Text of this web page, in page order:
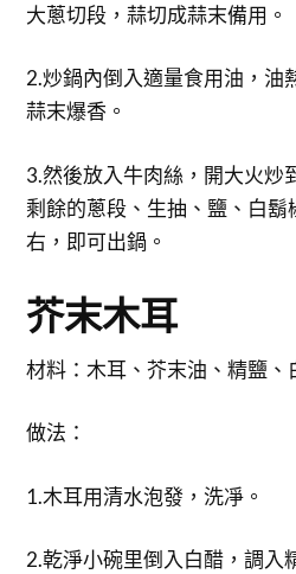
大蔥切段，蒜切成蒜末備用。
2.炒鍋內倒入適量食用油，油
蒜末爆香。
3.然後放入牛肉絲，開大火炒
剩餘的蔥段、生抽、鹽、白
右，即可出鍋。
芥末木耳
材料：木耳、芥末油、精鹽、
做法：
1.木耳用清水泡發，洗凈。
2.乾淨小碗里倒入白醋，調入